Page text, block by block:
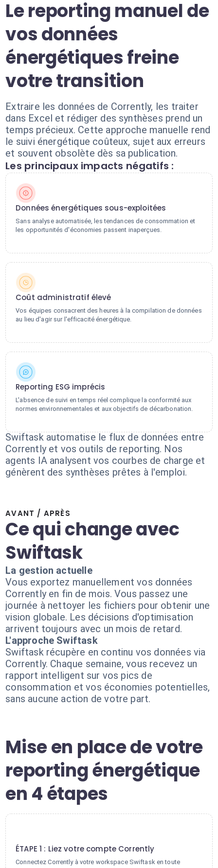
Le reporting manuel de
vos données
énergétiques freine
votre transition
Extraire les données de Corrently, les traiter
dans Excel et rédiger des synthèses prend un
temps précieux. Cette approche manuelle rend
le suivi énergétique coûteux, sujet aux erreurs
et souvent obsolète dès sa publication.
Les principaux impacts négatifs :
Données énergétiques sous-exploitées
Sans analyse automatisée, les tendances de consommation et
les opportunités d'économies passent inaperçues.
Coût administratif élevé
Vos équipes consacrent des heures à la compilation de données
au lieu d'agir sur l'efficacité énergétique.
Reporting ESG imprécis
L'absence de suivi en temps réel complique la conformité aux
normes environnementales et aux objectifs de décarbonation.
Swiftask automatise le flux de données entre
Corrently et vos outils de reporting. Nos
agents IA analysent vos courbes de charge et
génèrent des synthèses prêtes à l'emploi.
AVANT / APRÈS
Ce qui change avec
Swiftask
La gestion actuelle
Vous exportez manuellement vos données
Corrently en fin de mois. Vous passez une
journée à nettoyer les fichiers pour obtenir une
vision globale. Les décisions d'optimisation
arrivent toujours avec un mois de retard.
L'approche Swiftask
Swiftask récupère en continu vos données via
Corrently. Chaque semaine, vous recevez un
rapport intelligent sur vos pics de
consommation et vos économies potentielles,
sans aucune action de votre part.
Mise en place de votre
reporting énergétique
en 4 étapes
ÉTAPE 1 : Liez votre compte Corrently
Connectez Corrently à votre workspace Swiftask en toute